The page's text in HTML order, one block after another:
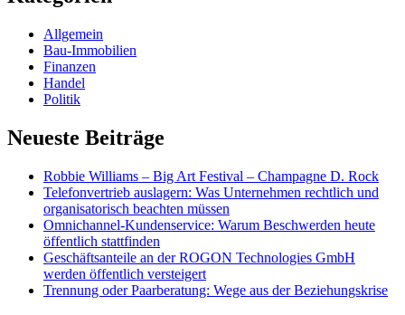
Allgemein
Bau-Immobilien
Finanzen
Handel
Politik
Neueste Beiträge
Robbie Williams – Big Art Festival – Champagne D. Rock
Telefonvertrieb auslagern: Was Unternehmen rechtlich und
organisatorisch beachten müssen
Omnichannel-Kundenservice: Warum Beschwerden heute
öffentlich stattfinden
Geschäftsanteile an der ROGON Technologies GmbH
werden öffentlich versteigert
Trennung oder Paarberatung: Wege aus der Beziehungskrise